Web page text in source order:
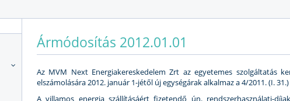
MVM NEXT ENERGIAKERESKEDELMI ZRT.
Ármódosítás 2012.01.01
Az MVM Next Energiakereskedelem Zrt az egyetemes szolgáltatás
elszámolására 2012. január 1-jétől új egységárak alkalmaz a 4/2011. (I.
A villamos energia szállításáért fizetendő ún. rendszerhasználati-